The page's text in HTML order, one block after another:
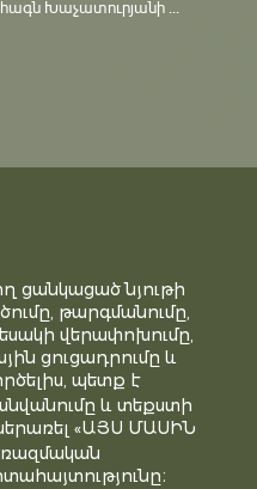
Խաչատուրյանի ...
ցանկացած նյութի
թարգմանումը,
վերափոխումը,
ցուցադրումը և
պետք է
և տեքստի
«ԱՅՍ ՄԱՍԻՆ
ռազմական